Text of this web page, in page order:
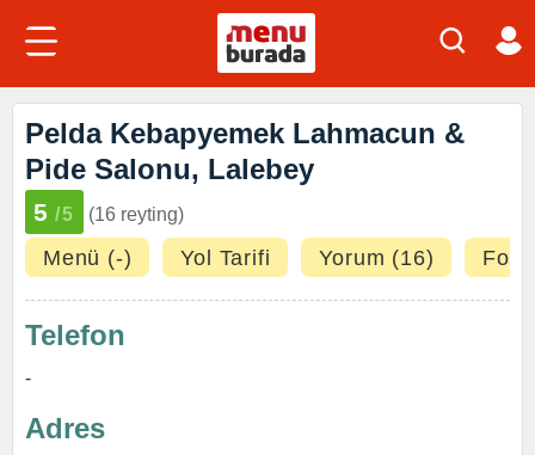
Pelda Kebapyemek Lahmacun &
Pide Salonu, Lalebey
5 /5 (16 reyting)
Menü (-) Yol Tarifi Yorum (16)
Telefon
-
Adres